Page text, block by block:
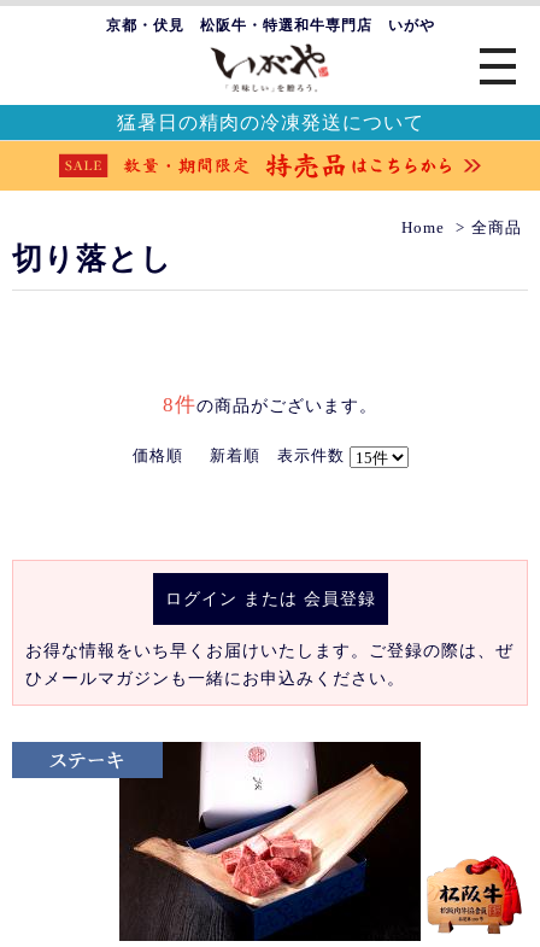
京都・伏見 松阪牛・特選和牛専門店 いがや
猛暑日の精肉の冷凍発送について
Home 全商品
切り落とし
8件の商品がございます。
価格順 新着順 表示件数
ログイン または 会員登録
お得な情報をいち早くお届けいたします。ご登録の際は、ぜ
ひメールマガジンも一緒にお申込みください。